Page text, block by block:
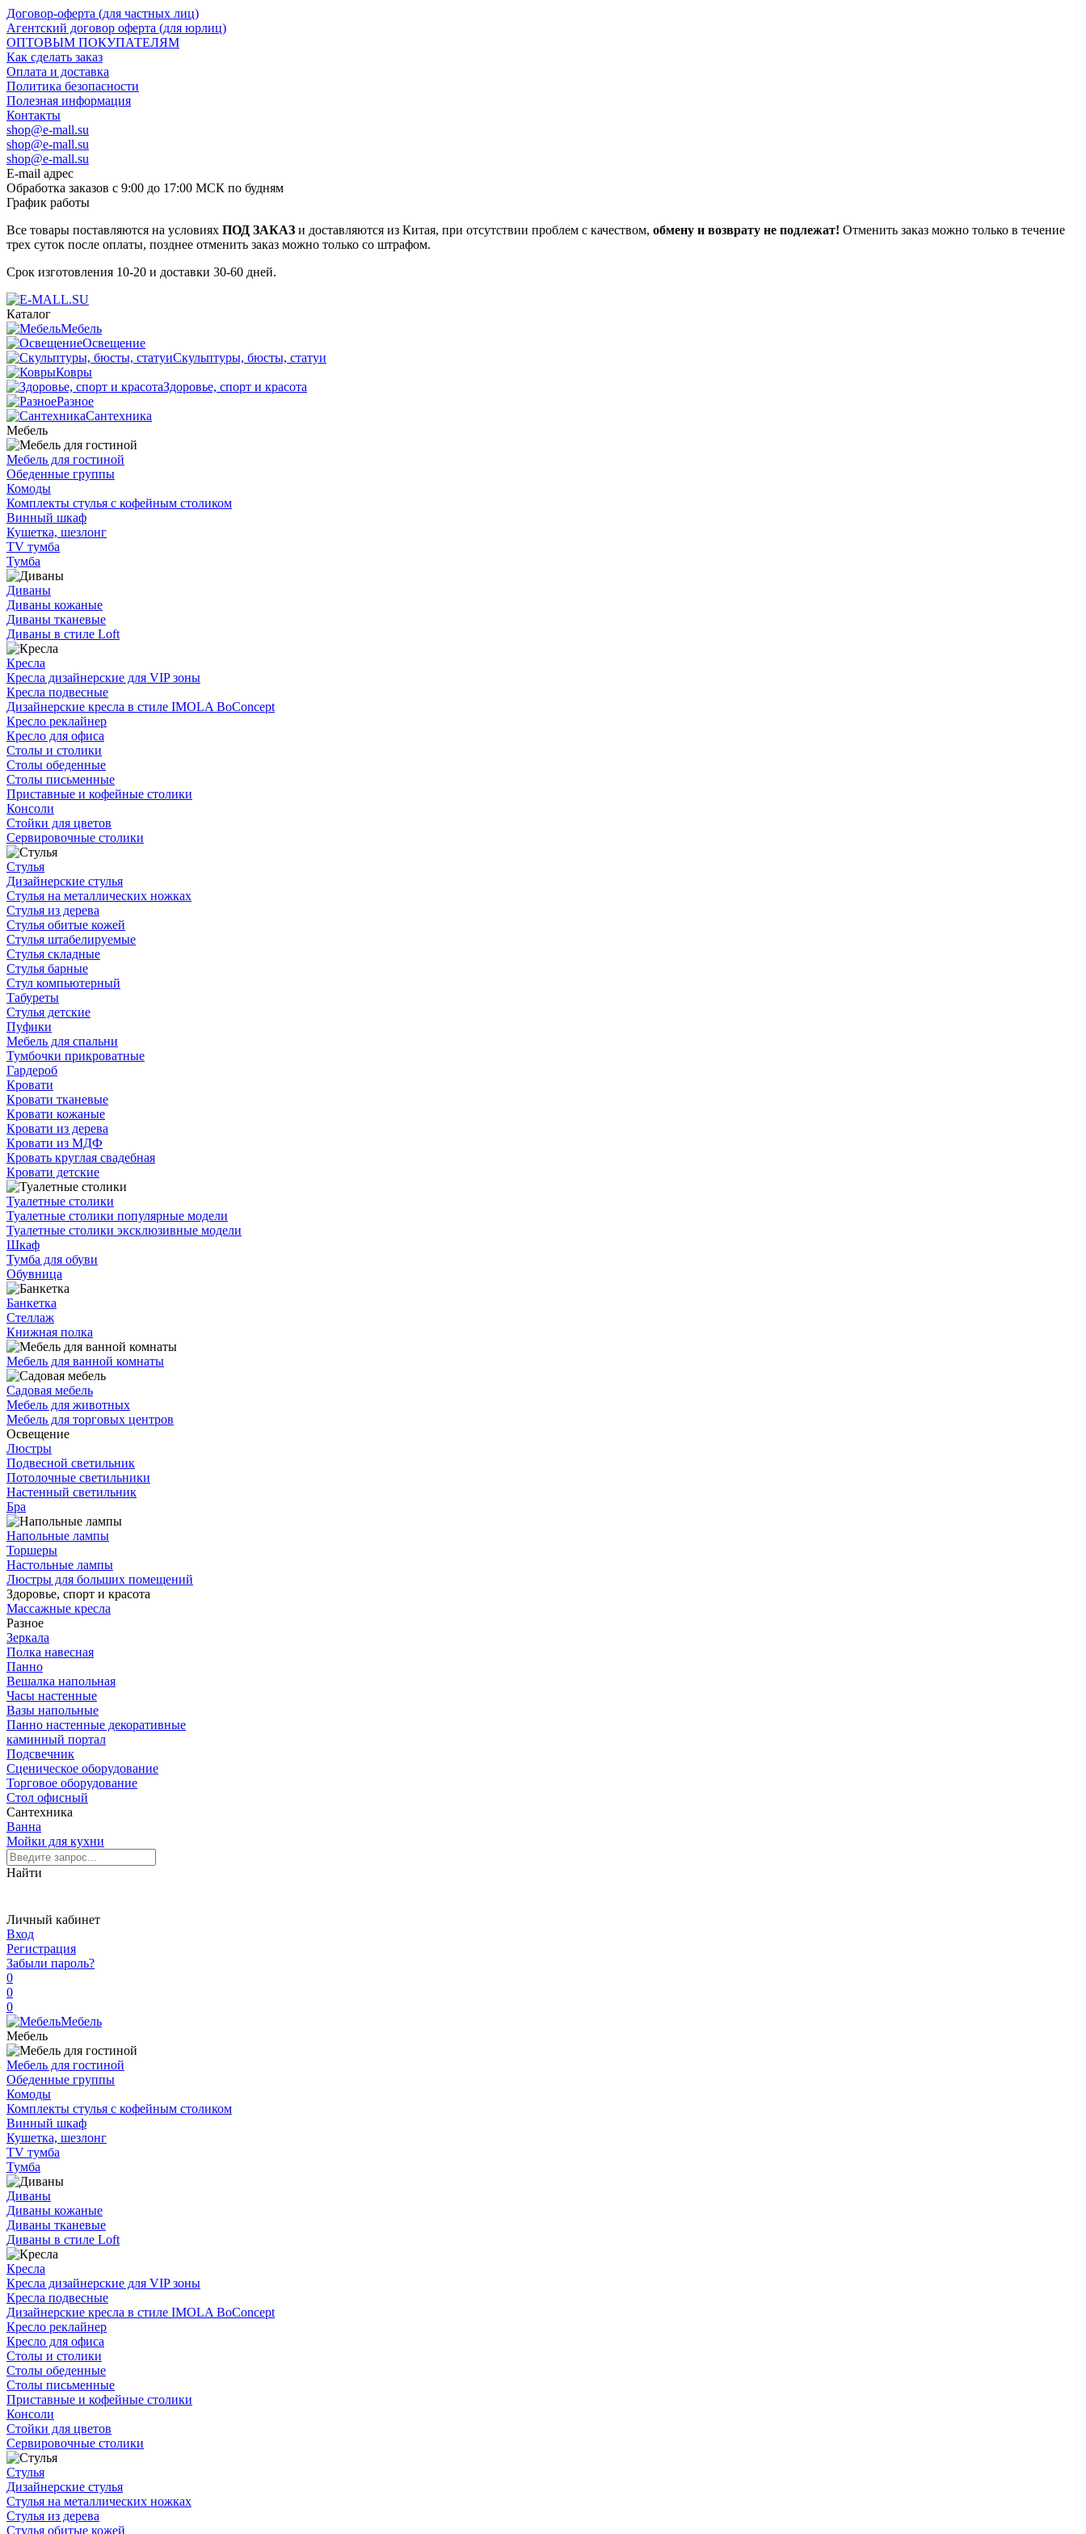
Договор-оферта (для частных лиц)
Агентский договор оферта (для юрлиц)
ОПТОВЫМ ПОКУПАТЕЛЯМ
Как сделать заказ
Оплата и доставка
Политика безопасности
Полезная информация
Контакты
shop@e-mall.su
shop@e-mall.su
shop@e-mall.su
E-mail адрес
Обработка заказов с 9:00 до 17:00 МСК по будням
График работы
Все товары поставляются на условиях ПОД ЗАКАЗ и доставляются из Китая, при отсутствии проблем с качеством, обмену и возврату не подлежат! Отменить заказ можно только в течение
трех суток после оплаты, позднее отменить заказ можно только со штрафом.
Срок изготовления 10-20 и доставки 30-60 дней.
Каталог
Мебель
Освещение
Скульптуры, бюсты, статуи
Ковры
Здоровье, спорт и красота
Разное
Сантехника
Мебель
Мебель для гостиной
Обеденные группы
Комоды
Комплекты стулья с кофейным столиком
Винный шкаф
Кушетка, шезлонг
TV тумба
Тумба
Диваны
Диваны кожаные
Диваны тканевые
Диваны в стиле Loft
Кресла
Кресла дизайнерские для VIP зоны
Кресла подвесные
Дизайнерские кресла в стиле IMOLA BoConcept
Кресло реклайнер
Кресло для офиса
Столы и столики
Столы обеденные
Столы письменные
Приставные и кофейные столики
Консоли
Стойки для цветов
Сервировочные столики
Стулья
Дизайнерские стулья
Стулья на металлических ножках
Стулья из дерева
Стулья обитые кожей
Стулья штабелируемые
Стулья складные
Стулья барные
Стул компьютерный
Табуреты
Стулья детские
Пуфики
Мебель для спальни
Тумбочки прикроватные
Гардероб
Кровати
Кровати тканевые
Кровати кожаные
Кровати из дерева
Кровати из МДФ
Кровать круглая свадебная
Кровати детские
Туалетные столики
Туалетные столики популярные модели
Туалетные столики эксклюзивные модели
Шкаф
Тумба для обуви
Обувница
Банкетка
Стеллаж
Книжная полка
Мебель для ванной комнаты
Садовая мебель
Мебель для животных
Мебель для торговых центров
Освещение
Люстры
Подвесной светильник
Потолочные светильники
Настенный светильник
Бра
Напольные лампы
Торшеры
Настольные лампы
Люстры для больших помещений
Здоровье, спорт и красота
Массажные кресла
Разное
Зеркала
Полка навесная
Панно
Вешалка напольная
Часы настенные
Вазы напольные
Панно настенные декоративные
каминный портал
Подсвечник
Сценическое оборудование
Торговое оборудование
Стол офисный
Сантехника
Ванна
Мойки для кухни
Найти
Личный кабинет
Вход
Регистрация
Забыли пароль?
0
0
0
Мебель
Мебель
Мебель для гостиной
Обеденные группы
Комоды
Комплекты стулья с кофейным столиком
Винный шкаф
Кушетка, шезлонг
TV тумба
Тумба
Диваны
Диваны кожаные
Диваны тканевые
Диваны в стиле Loft
Кресла
Кресла дизайнерские для VIP зоны
Кресла подвесные
Дизайнерские кресла в стиле IMOLA BoConcept
Кресло реклайнер
Кресло для офиса
Столы и столики
Столы обеденные
Столы письменные
Приставные и кофейные столики
Консоли
Стойки для цветов
Сервировочные столики
Стулья
Дизайнерские стулья
Стулья на металлических ножках
Стулья из дерева
Стулья обитые кожей